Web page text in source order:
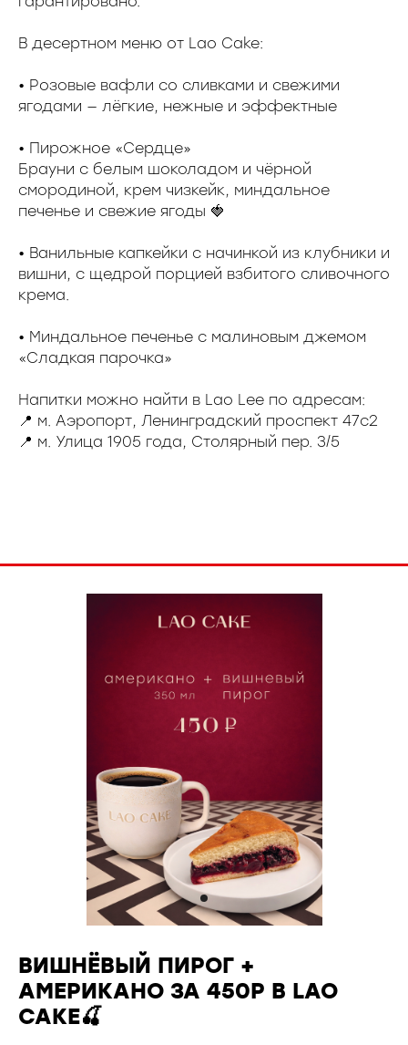
В десертном меню от Lao Cake:
• Розовые вафли со сливками и свежими
ягодами — лёгкие, нежные и эффектные
• Пирожное «Сердце»
Брауни с белым шоколадом и чёрной
смородиной, крем чизкейк, миндальное
печенье и свежие ягоды 🍓
• Ванильные капкейки с начинкой из клубники и
вишни, с щедрой порцией взбитого сливочного
крема.
• Миндальное печенье с малиновым джемом
«Сладкая парочка»
Напитки можно найти в Lao Lee по адресам:
📍 м. Аэропорт, Ленинградский проспект 47с2
📍 м. Улица 1905 года, Столярный пер. 3/5
ВИШНЁВЫЙ ПИРОГ +
АМЕРИКАНО ЗА 450Р В LAO
CAKE🍒